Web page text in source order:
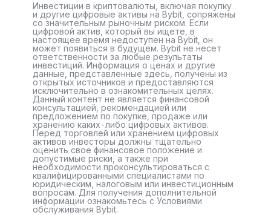
Инвестиции в криптовалюты, включая покупку
и другие цифровые активы на Bybit, сопряжены
со значительным рыночным риском. Если
цифровой актив, который вы ищете, в
настоящее время недоступен на Bybit, он
может появиться в будущем. Bybit не несет
ответственности за любые результаты
инвестиций. Информация о ценах и другие
данные, представленные здесь, получены из
открытых источников и предоставляются
исключительно в ознакомительных целях.
Данный контент не является финансовой
консультацией, рекомендацией или
предложением по покупке, продаже или
хранению каких-либо цифровых активов.
Перед торговлей или хранением цифровых
активов инвесторы должны тщательно
оценить свое финансовое положение и
допустимые риски, а также при
необходимости проконсультироваться с
квалифицированными специалистами по
юридическим, налоговым или инвестиционным
вопросам. Для получения дополнительной
информации ознакомьтесь с Условиями
обслуживания Bybit.